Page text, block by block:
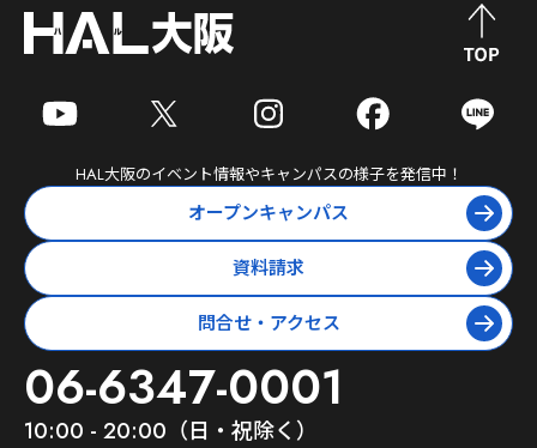
HAL大阪のイベント情報やキャンパスの様子を発信中！
オープンキャンパス
資料請求
問合せ・アクセス
06-6347-0001
10:00 - 20:00（日・祝除く）